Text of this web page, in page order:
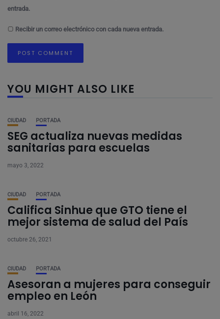
entrada.
Recibir un correo electrónico con cada nueva entrada.
YOU MIGHT ALSO LIKE
CIUDAD PORTADA
SEG actualiza nuevas medidas
sanitarias para escuelas
mayo 3, 2022
CIUDAD PORTADA
Califica Sinhue que GTO tiene el
mejor sistema de salud del País
octubre 26, 2021
CIUDAD PORTADA
Asesoran a mujeres para conseguir
empleo en León
abril 16, 2022